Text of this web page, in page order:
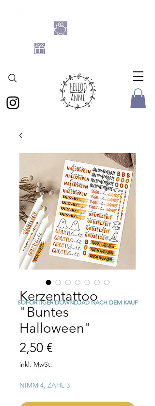
Kerzentattoo
"Buntes
Halloween"
2,50 €
inkl. MwSt.
NIMM 4, ZAHL 3!
SOFORTIGER DOWNLOAD NACH DEM KAUF